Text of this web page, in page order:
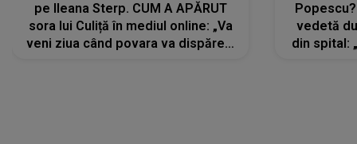
pe Ileana Sterp. CUM A APĂRUT
sora lui Culiță în mediul online: „Va
veni ziua când povara va dispărea,
vedetă
din spital: